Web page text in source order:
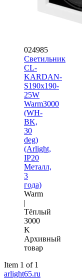
024985
Светильник
CL-
KARDAN-
S190x190-
25W
Warm3000
(WH-
BK,
30
deg)
(Arlight,
IP20
Металл,
3
года)
Warm
|
Тёплый
3000
K
Архивный
товар
Item 1 of 1
arlight65.ru